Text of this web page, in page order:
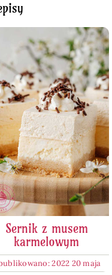
Sernik z musem
karmelowym
2022 20 maja